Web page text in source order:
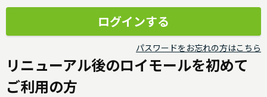
パスワードをお忘れの方はこちら
リニューアル後のロイモールを初めて
ご利用の方